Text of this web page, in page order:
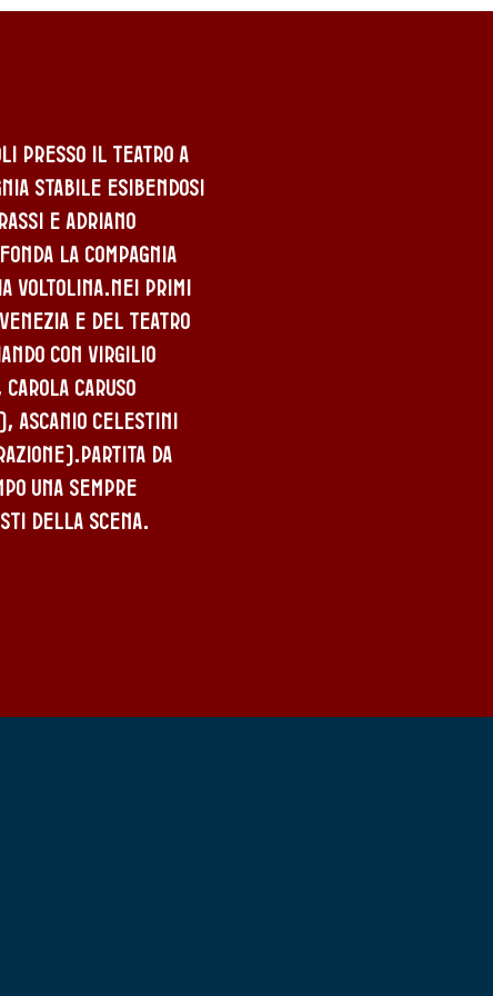
presso il Teatro a
stabile esibendosi
e Adriano
la compagnia
Voltolina.Nei primi
e del Teatro
con Virgilio
Caruso
Ascanio Celestini
da
una sempre
della scena.